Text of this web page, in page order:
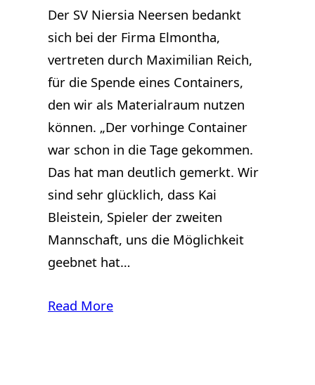
Der SV Niersia Neersen bedankt
sich bei der Firma Elmontha,
vertreten durch Maximilian Reich,
für die Spende eines Containers,
den wir als Materialraum nutzen
können. „Der vorhinge Container
war schon in die Tage gekommen.
Das hat man deutlich gemerkt. Wir
sind sehr glücklich, dass Kai
Bleistein, Spieler der zweiten
Mannschaft, uns die Möglichkeit
geebnet hat…
Read More